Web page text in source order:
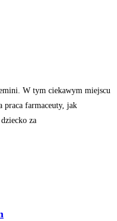
W tym ciekawym miejscu
praca farmaceuty, jak
za